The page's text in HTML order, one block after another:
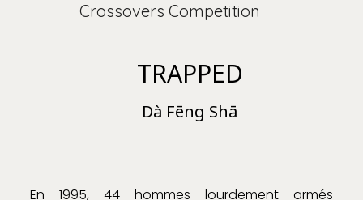
Crossovers Competition
TRAPPED
Dà Fēng Shā
En 1995, 44 hommes lourdement armés